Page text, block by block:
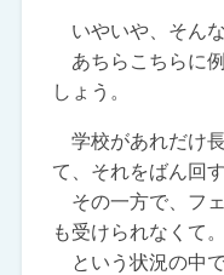
いやいや、そんな
あちらこちらに
しょう。
学校があれだけ
て、それをばん回
その一方で、フ
も受けられなくて。
という状況の中